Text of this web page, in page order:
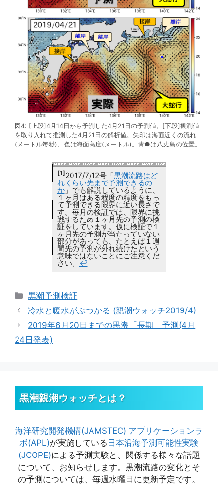
図4: [上段]4月14日から予測した4月21日の予測値。[下段]観測値
を取り入れて推測した4月21日の解析値。矢印は海面近くの流れ
(メートル毎秒)、色は海面高度(メートル)。青●は八丈島の位置。
[1]2017/7/12号「黒潮流路はど
れくらい先まで予測できるの
か」でも解説しているように、
１ヶ月はある程度の精度をもっ
て予測できる限界に近い長さで
す。毎月の検証では、限界に挑
戦するため１ヶ月先の予測の検
証をしています。仮に検証で１
ヶ月先の予測が当たっていない
部分があっても、たとえば１週
間先の予測が外れ続けたという
意味ではないことにご注意くだ
さい。 ↩
カ
テ
ゴ
リ
ー
黒潮予測検証
冷水と暖水がぶつかる (親潮ウォッチ2019/4)
2019年6月20日までの黒潮「長期」予測(4月
24日発表)
黒潮親潮ウォッチとは？
海洋研究開発機構(JAMSTEC) アプリケーションラ
ボ(APL)が実施している 日本沿海予測可能性実験
(JCOPE)による予測実験と、関係する様々な話題
について、お知らせします。黒潮流路の変化とそ
の予測については、毎週水曜日に更新予定です。